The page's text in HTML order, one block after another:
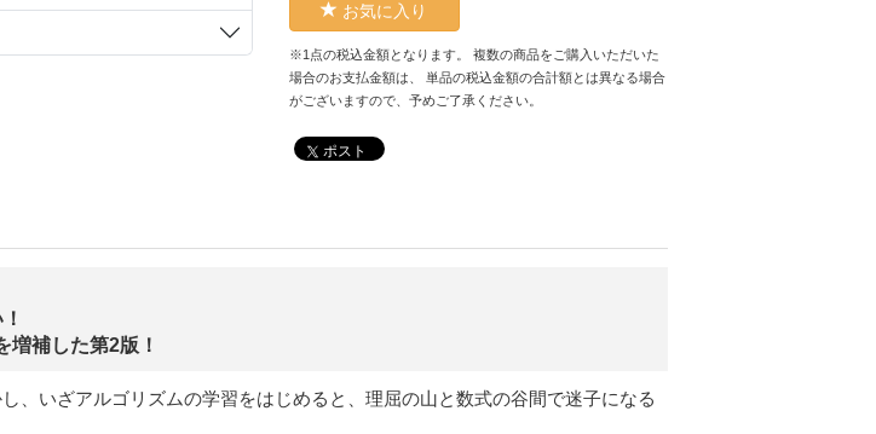
お気に入り
※1点の税込金額となります。 複数の商品をご購入いただいた
場合のお支払金額は、 単品の税込金額の合計額とは異なる場合
がございますので、予めご了承ください。
ポスト
補した第2版！
、いざアルゴリズムの学習をはじめると、理屈の山と数式の谷間で迷子になる